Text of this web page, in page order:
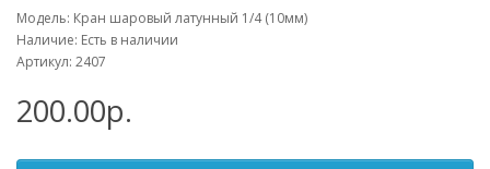
Модель: Кран шаровый латунный 1/4 (10мм)
Наличие: Есть в наличии
Артикул: 2407
200.00р.